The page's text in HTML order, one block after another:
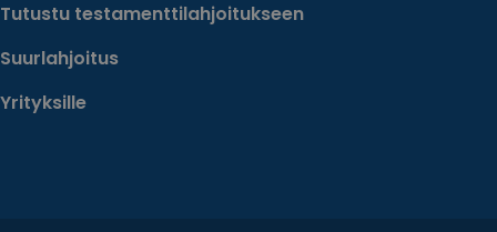
Tutustu testamenttilahjoitukseen
Suurlahjoitus
Yrityksille